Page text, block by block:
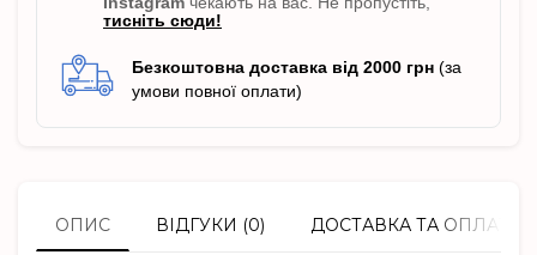
тисніть сюди!
Безкоштовна доставка від 2000 грн (за
умови повної оплати)
ОПИС ВІДГУКИ (0) ДОСТАВКА ТА ОПЛАТА